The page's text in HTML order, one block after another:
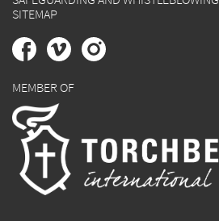
SITEMAP
MEMBER OF